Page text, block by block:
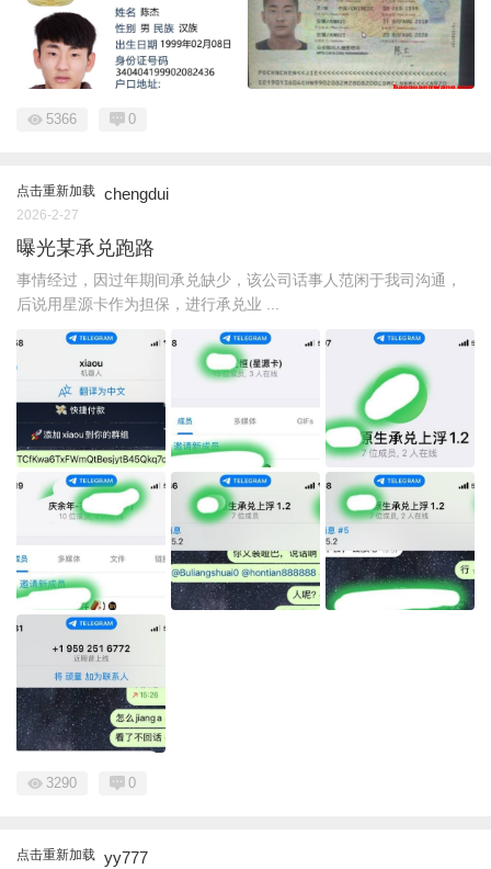
5366 0
点击重新加载 chengdui
2026-2-27
曝光某承兑跑路
事情经过，因过年期间承兑缺少，该公司话事人范闲于我司沟通，
后说用星源卡作为担保，进行承兑业 ...
3290 0
点击重新加载 yy777